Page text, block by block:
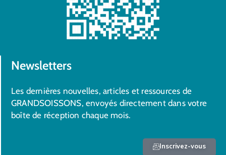
Newsletters
Les dernières nouvelles, articles et ressources de
GRANDSOISSONS, envoyés directement dans votre
boîte de réception chaque mois.
Inscrivez-vous